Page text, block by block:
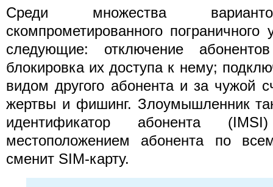
Среди множества
скомпрометированного пограничного
следующие: отключение
блокировка их доступа к нему;
видом другого абонента и за чужой
жертвы и фишинг. Злоумышленник
идентификатор абонента
местоположением абонента по
сменит SIM-карту.